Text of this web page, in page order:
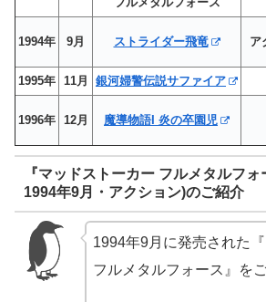
1994年 9月 ストライダー飛竜 ア
1995年 11月 銀河婦警伝説サファイア
1996年 12月 魔導物語I 炎の卒園児
『マッドストーカー フルメタルフォ
1994年9月・アクション)のご紹介
1994年9月に発売された
フルメタルフォース』を